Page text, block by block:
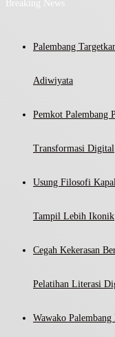
Breaking News
Palembang
Adiwiyata
Pemkot Palembang
Transformasi Digital
Usung Filosofi
Tampil Lebih Ikonik
Cegah Kekerasan
Pelatihan Literasi
Wawako